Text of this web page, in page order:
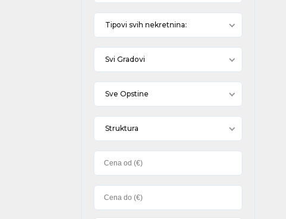
Tipovi svih nekretnina:
Svi Gradovi
Sve Opstine
Struktura